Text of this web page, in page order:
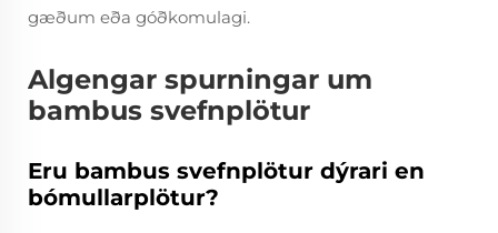
gæðum eða góðkomulagi.
Algengar spurningar um
bambus svefnplötur
Eru bambus svefnplötur dýrari en
bómullarplötur?